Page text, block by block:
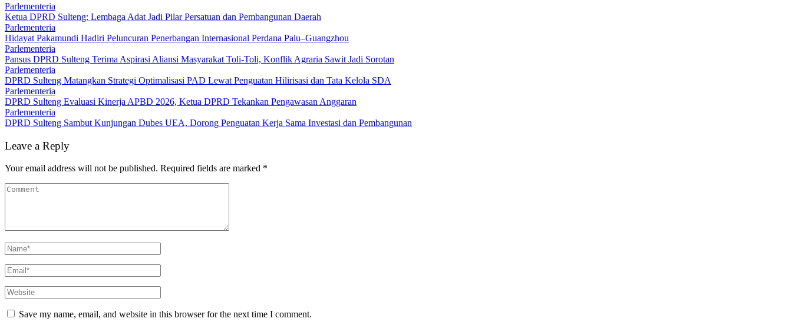
Parlementeria
Ketua DPRD Sulteng: Lembaga Adat Jadi Pilar Persatuan dan Pembangunan Daerah
Parlementeria
Hidayat Pakamundi Hadiri Peluncuran Penerbangan Internasional Perdana Palu–Guangzhou
Parlementeria
Pansus DPRD Sulteng Terima Aspirasi Aliansi Masyarakat Toli-Toli, Konflik Agraria Sawit Jadi Sorotan
Parlementeria
DPRD Sulteng Matangkan Strategi Optimalisasi PAD Lewat Penguatan Hilirisasi dan Tata Kelola SDA
Parlementeria
DPRD Sulteng Evaluasi Kinerja APBD 2026, Ketua DPRD Tekankan Pengawasan Anggaran
Parlementeria
DPRD Sulteng Sambut Kunjungan Dubes UEA, Dorong Penguatan Kerja Sama Investasi dan Pembangunan
Leave a Reply
Your email address will not be published. Required fields are marked *
Save my name, email, and website in this browser for the next time I comment.